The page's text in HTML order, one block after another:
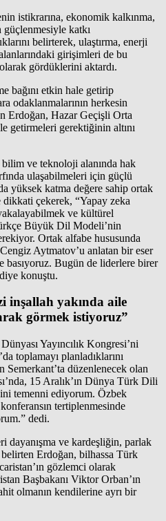
istikrarına, ekonomik kalkınma,
katkı
belirterek, ulaştırma, enerji
girişimleri de bu
gördüklerini aktardı.
bağını etkin hale getirip
odaklanmalarının herkesin
Erdoğan, Hazar Geçişli Orta
getirmeleri gerektiğinin altını
ve teknoloji alanında hak
ulaşabilmeleri için güçlü
yüksek katma değere sahip ortak
dikkati çekerek, “Yapay zeka
ve kültürel
Büyük Dil Modeli’nin
Ortak alfabe hususunda
Aytmatov’u anlatan bir eser
basıyoruz. Bugün de liderlere birer
konuştu.
inşallah yakında aile
görmek istiyoruz”
Yayıncılık Kongresi’ni
toplamayı planladıklarını
Semerkant’ta düzenlenecek olan
15 Aralık’ın Dünya Türk Dili
temenni ediyorum. Özbek
tertiplenmesinde
dedi.
dayanışma ve kardeşliğin, parlak
Erdoğan, bilhassa Türk
gözlemci olarak
Başbakanı Viktor Orban’ın
olmanın kendilerine ayrı bir